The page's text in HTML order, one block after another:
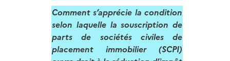
Comment s’apprécie la condition
selon laquelle la souscription de
parts de sociétés civiles de
placement immobilier (SCPI)